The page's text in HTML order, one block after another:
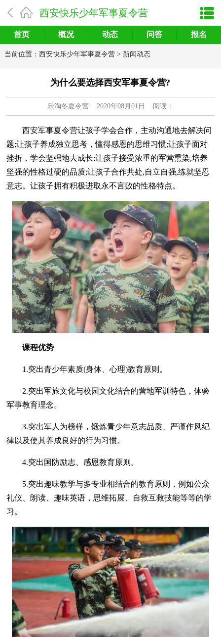
西安快乐少年军事夏令营
首页 概况 动态 问答 报名
当前位置： 西安快乐少年军事夏令营> 新闻动态
为什么要选择西安军事夏令营?
乐淘冬夏令营2020年08月01日 阅读：
西安军事夏令营让孩子学会合作，主动沟通地去解决问
题;让孩子养成独立思考，懂得感恩的思维习惯;让孩子面对
挫折，学会坚强地去成长;让孩子接受浓重的军营熏染,培养
坚强的性格过硬的品质;让孩子合作共处,自立自强,练就坚忍
意志。让孩子拥有积极进取永不言败的性格特点。
课程优势
1.突出青少年素质(身体、心理)教育原则。
2.突出军旅文化与校园文化结合的营地军训特色，体验
军事教育理念。
3.突出军人为榜样，锻炼青少年意志品质、严谨作风纪
律以及使其养成良好的行为习惯。
4.突出国防励志、感恩教育原则。
5.突出趣味教学与多专业相结合的教育原则，例如公众
礼仪、朗读、趣味英语，思维拓展、自救互救技能等等的学
习。